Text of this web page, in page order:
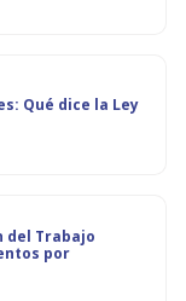
Qué dice la Ley
del Trabajo
por